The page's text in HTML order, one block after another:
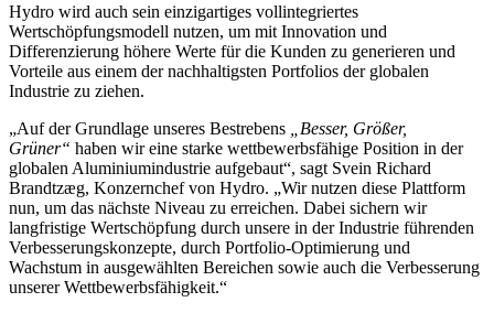
Hydro wird auch sein einzigartiges vollintegriertes
Wertschöpfungsmodell nutzen, um mit Innovation und
Differenzierung höhere Werte für die Kunden zu generieren und
Vorteile aus einem der nachhaltigsten Portfolios der globalen
Industrie zu ziehen.
„Auf der Grundlage unseres Bestrebens
„Besser, Größer,
Grüner“ haben wir eine starke wettbewerbsfähige Position in der
globalen Aluminiumindustrie aufgebaut“, sagt Svein Richard
Brandtzæg, Konzernchef von Hydro. „Wir nutzen diese Plattform
nun, um das nächste Niveau zu erreichen. Dabei sichern wir
langfristige Wertschöpfung durch unsere in der Industrie führenden
Verbesserungskonzepte, durch Portfolio-Optimierung und
Wachstum in ausgewählten Bereichen sowie auch die Verbesserung
unserer Wettbewerbsfähigkeit.“